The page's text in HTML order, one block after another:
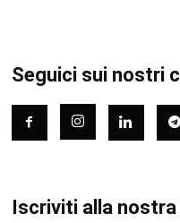
Seguici sui nostri
Iscriviti alla